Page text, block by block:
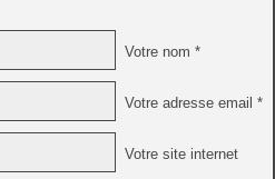
Votre nom *
Votre adresse email *
Votre site internet